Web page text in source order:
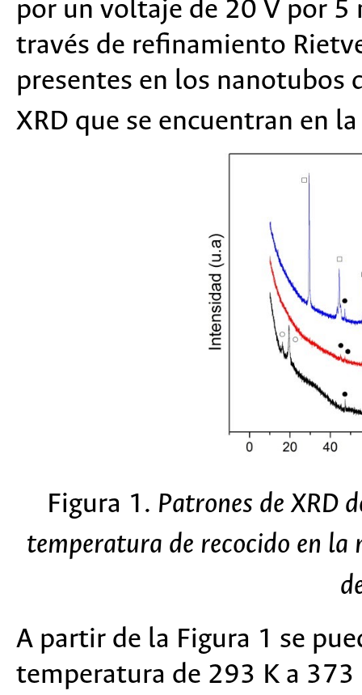
por un voltaje de 20 V por 5
través de refinamiento
presentes en los nanotubos
XRD que se encuentran en
Figura 1. Patrones de XRD
temperatura de recocido en
A partir de la Figura 1 se
temperatura de 293 K a 373